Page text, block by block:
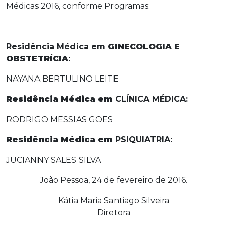
Médicas 2016, conforme Programas:
Residência Médica em GINECOLOGIA E
OBSTETRÍCIA:
NAYANA BERTULINO LEITE
Residência Médica em CLÍNICA MÉDICA:
RODRIGO MESSIAS GOES
Residência Médica em PSIQUIATRIA:
JUCIANNY SALES SILVA
João Pessoa, 24 de fevereiro de 2016.
Kátia Maria Santiago Silveira
Diretora